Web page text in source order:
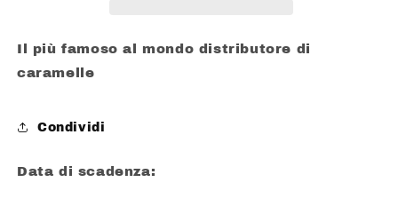
Il più famoso al mondo distributore di
caramelle
Condividi
Data di scadenza: